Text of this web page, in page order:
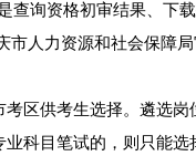
查询资格初审结果、下
市人力资源和社会保障局
区供考生选择。遴选岗
科目笔试的，则只能选